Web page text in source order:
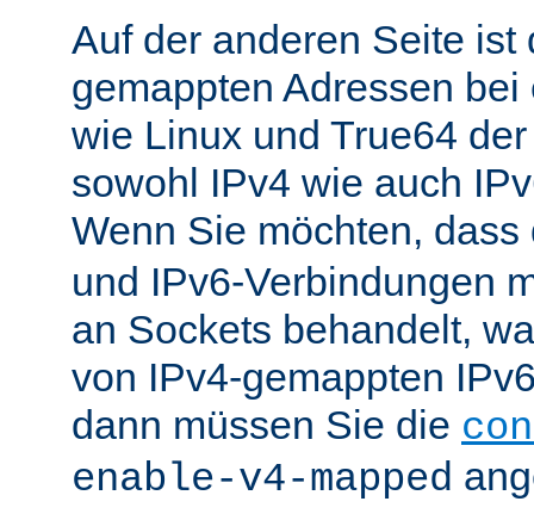
Auf der anderen Seite ist
gemappten Adressen
wie Linux und True64
sowohl IPv4 wie auch
Wenn Sie möchten,
und IPv6-Verbindungen
an Sockets behandelt,
von IPv4-gemappten
dann müssen Sie die
enable-v4-mapped